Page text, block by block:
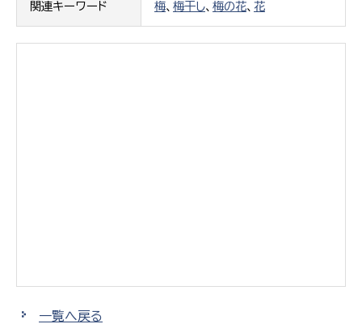
関連キーワード 梅、 梅干し、 梅の花、 花
一覧へ戻る